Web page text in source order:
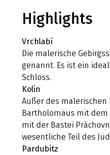
Highlights
Vrchlabí
Die malerische
genannt. Es ist ein
Schloss.
Kolin
Außer des
Bartholomäus mit dem
mit der Bastei
wesentliche Teil des
Pardubitz